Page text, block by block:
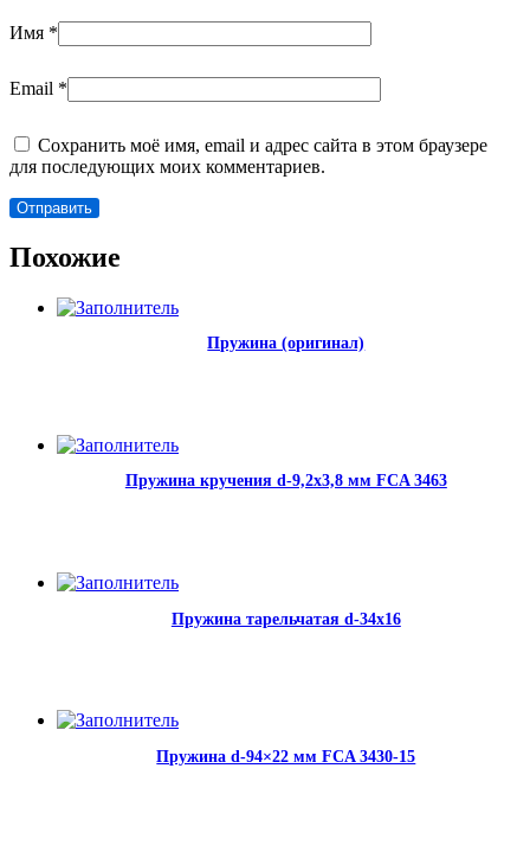
Имя *
Email *
Сохранить моё имя, email и адрес сайта в этом браузере
для последующих моих комментариев.
Похожие
Пружина (оригинал)
Пружина кручения d-9,2х3,8 мм FCA 3463
Пружина тарельчатая d-34х16
Пружина d-94×22 мм FCA 3430-15